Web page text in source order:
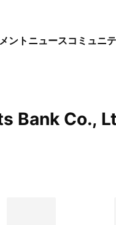
ント ニュースコミュニ
Bank Co.,